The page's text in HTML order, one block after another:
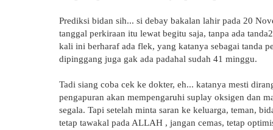
Prediksi bidan sih... si debay bakalan lahir pada 20
tanggal perkiraan itu lewat begitu saja, tanpa ada
kali ini berharaf ada flek, yang katanya sebagai tanda
dipinggang juga gak ada padahal sudah 41 minggu.
Tadi siang coba cek ke dokter, eh... katanya mesti
pengapuran akan mempengaruhi suplay oksigen dan
segala. Tapi setelah minta saran ke keluarga, teman,
tetap tawakal pada ALLAH , jangan cemas, tetap